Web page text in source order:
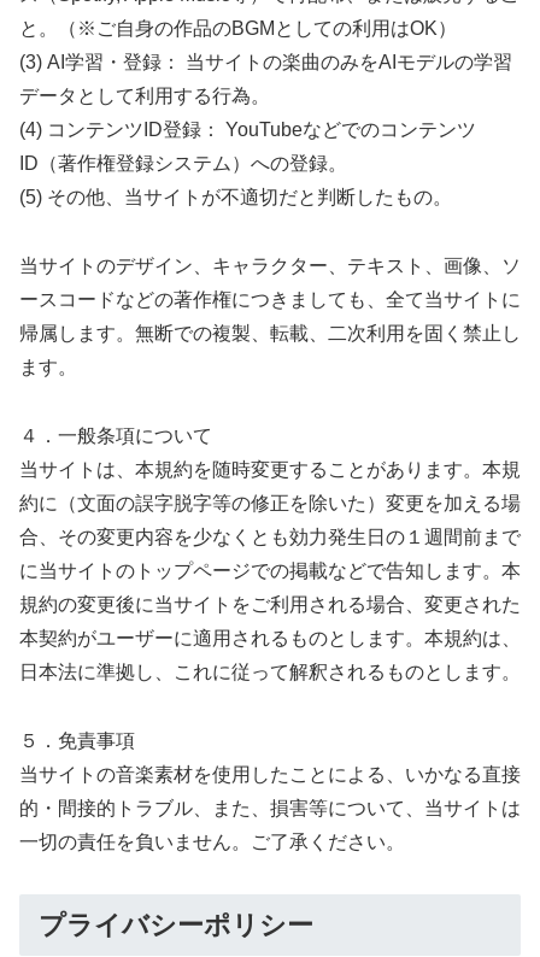
と。（※ご自身の作品のBGMとしての利用はOK）
(3) AI学習・登録： 当サイトの楽曲のみをAIモデルの学習
データとして利用する行為。
(4) コンテンツID登録： YouTubeなどでのコンテンツ
ID（著作権登録システム）への登録。
(5) その他、当サイトが不適切だと判断したもの。
当サイトのデザイン、キャラクター、テキスト、画像、ソ
ースコードなどの著作権につきましても、全て当サイトに
帰属します。無断での複製、転載、二次利用を固く禁止し
ます。
４．一般条項について
当サイトは、本規約を随時変更することがあります。本規
約に（文面の誤字脱字等の修正を除いた）変更を加える場
合、その変更内容を少なくとも効力発生日の１週間前まで
に当サイトのトップページでの掲載などで告知します。本
規約の変更後に当サイトをご利用される場合、変更された
本契約がユーザーに適用されるものとします。本規約は、
日本法に準拠し、これに従って解釈されるものとします。
５．免責事項
当サイトの音楽素材を使用したことによる、いかなる直接
的・間接的トラブル、また、損害等について、当サイトは
一切の責任を負いません。ご了承ください。
プライバシーポリシー